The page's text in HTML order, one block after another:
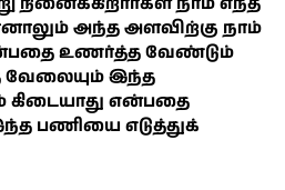
அந்த அளவிற்கு நாம்
உணர்த்த வேண்டும்
வேலையும் இந்த
கிடையாது என்பதை
பணியை எடுத்துக்